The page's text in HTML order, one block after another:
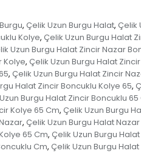
, Çelik Uzun Burgu Halat, Çelik
Kolye, Çelik Uzun Burgu Halat
Uzun Burgu Halat Zincir Nazar
Kolye, Çelik Uzun Burgu Halat
, Çelik Uzun Burgu Halat Zincir
Halat Zincir Boncuklu Kolye 65,
Burgu Halat Zincir Boncuklu 65
Kolye 65 Cm, Çelik Uzun Burgu
, Çelik Uzun Burgu Halat
65 Cm, Çelik Uzun Burgu
Cm, Çelik Uzun Burgu